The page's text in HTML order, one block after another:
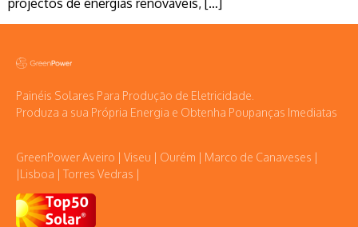
projectos de energias renováveis, […]
Painéis Solares Para Produção de Eletricidade.
Produza a sua Própria Energia e Obtenha Poupanças Imediatas
GreenPower Aveiro | Viseu | Ourém | Marco de Canaveses |
|Lisboa | Torres Vedras |